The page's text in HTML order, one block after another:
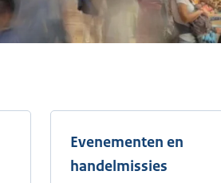
Evenementen en
handelmissies